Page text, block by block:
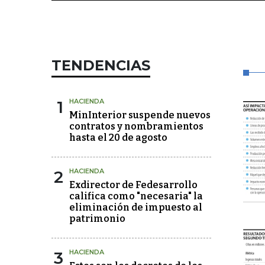
TENDENCIAS
1 HACIENDA
MinInterior suspende nuevos
contratos y nombramientos
hasta el 20 de agosto
2 HACIENDA
Exdirector de Fedesarrollo
califica como "necesaria" la
eliminación de impuesto al
patrimonio
3 HACIENDA